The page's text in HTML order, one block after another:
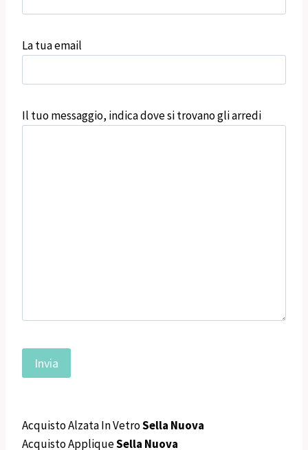
La tua email
Il tuo messaggio, indica dove si trovano gli arredi
Acquisto Alzata In VetroSella Nuova
Acquisto AppliqueSella Nuova